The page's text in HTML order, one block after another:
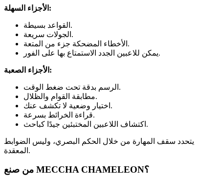
الأجزاء السهلة:
القواعد بسيطة.
الجولات سريعة.
الأخطاء المضحكة جزء من المتعة.
يمكن للاعبين الجدد الاستمتاع بها على الفور.
الأجزاء الصعبة:
الرسم بدقة تحت ضغط الوقت.
مطابقة القوام والظلال.
اختيار وضعية لا تكشف عنك.
قراءة الخرائط بسرعة.
اكتشاف اللاعبين المختبئين جيدًا كباحث.
يتحدد سقف المهارة من خلال الحكم البصري، وليس الضوابط
المعقدة.
من صنع MECCHA CHAMELEON؟